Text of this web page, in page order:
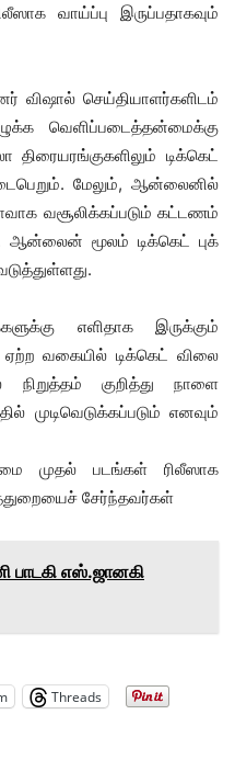
வாய்ப்பு இருப்பதாகவும்
விஷால் செய்தியாளர்களிடம்
வெளிப்படைத்தன்மைக்கு
டிக்கெட்
மேலும், ஆன்லைனில்
வசூலிக்கப்படும் கட்டணம்
ஆன்லைன் மூலம் டிக்கெட் புக்
எளிதாக இருக்கும்
வகையில் டிக்கெட் விலை
குறித்து நாளை
முடிவெடுக்கப்படும் எனவும்
முதல் படங்கள் ரிலீஸாக
சேர்ந்தவர்கள்
பாடகி எஸ்.ஜானகி
Threads